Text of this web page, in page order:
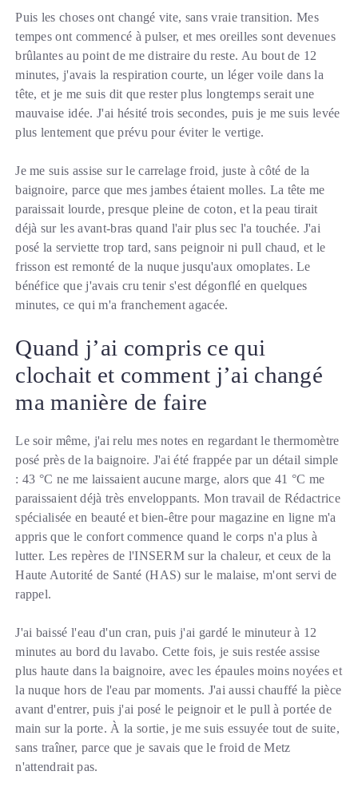
Puis les choses ont changé vite, sans vraie transition. Mes
tempes ont commencé à pulser, et mes oreilles sont devenues
brûlantes au point de me distraire du reste. Au bout de 12
minutes, j'avais la respiration courte, un léger voile dans la
tête, et je me suis dit que rester plus longtemps serait une
mauvaise idée. J'ai hésité trois secondes, puis je me suis levée
plus lentement que prévu pour éviter le vertige.
Je me suis assise sur le carrelage froid, juste à côté de la
baignoire, parce que mes jambes étaient molles. La tête me
paraissait lourde, presque pleine de coton, et la peau tirait
déjà sur les avant-bras quand l'air plus sec l'a touchée. J'ai
posé la serviette trop tard, sans peignoir ni pull chaud, et le
frisson est remonté de la nuque jusqu'aux omoplates. Le
bénéfice que j'avais cru tenir s'est dégonflé en quelques
minutes, ce qui m'a franchement agacée.
Quand j’ai compris ce qui
clochait et comment j’ai changé
ma manière de faire
Le soir même, j'ai relu mes notes en regardant le thermomètre
posé près de la baignoire. J'ai été frappée par un détail simple
: 43 °C ne me laissaient aucune marge, alors que 41 °C me
paraissaient déjà très enveloppants. Mon travail de Rédactrice
spécialisée en beauté et bien-être pour magazine en ligne m'a
appris que le confort commence quand le corps n'a plus à
lutter. Les repères de l'INSERM sur la chaleur, et ceux de la
Haute Autorité de Santé (HAS) sur le malaise, m'ont servi de
rappel.
J'ai baissé l'eau d'un cran, puis j'ai gardé le minuteur à 12
minutes au bord du lavabo. Cette fois, je suis restée assise
plus haute dans la baignoire, avec les épaules moins noyées et
la nuque hors de l'eau par moments. J'ai aussi chauffé la pièce
avant d'entrer, puis j'ai posé le peignoir et le pull à portée de
main sur la porte. À la sortie, je me suis essuyée tout de suite,
sans traîner, parce que je savais que le froid de Metz
n'attendrait pas.